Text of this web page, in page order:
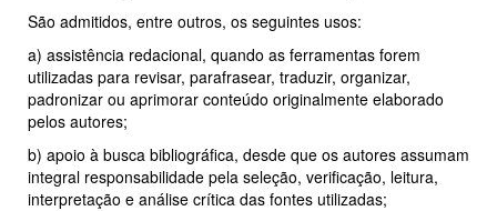
São admitidos, entre outros, os seguintes usos:
a) assistência redacional, quando as ferramentas forem
utilizadas para revisar, parafrasear, traduzir, organizar,
padronizar ou aprimorar conteúdo originalmente elaborado
pelos autores;
b) apoio à busca bibliográfica, desde que os autores assumam
integral responsabilidade pela seleção, verificação, leitura,
interpretação e análise crítica das fontes utilizadas;